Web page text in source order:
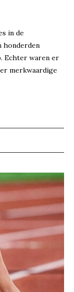
in de
honderden
Echter waren er
merkwaardige